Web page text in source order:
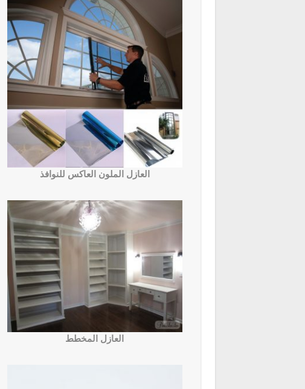
العازل الملون العاكس للنوافذ
العازل المخطط